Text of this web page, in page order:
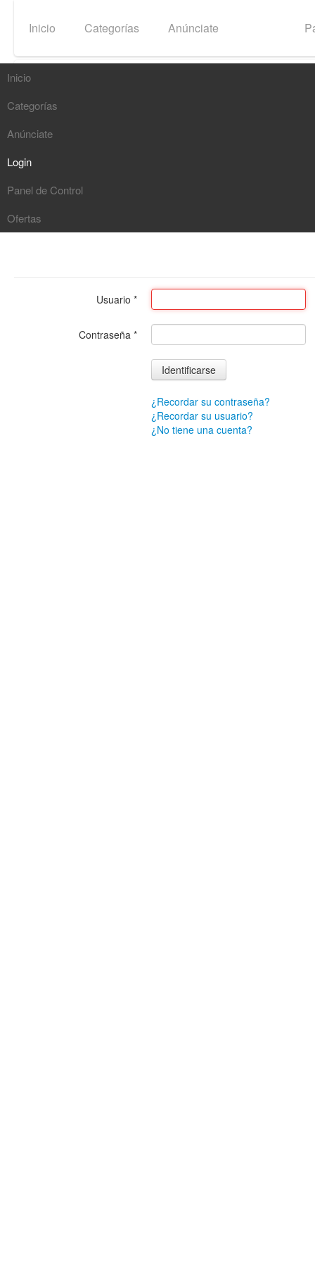
Inicio Categorías Anúnciate
Usuario *
Contraseña *
Identificarse
¿Recordar su contraseña?
¿Recordar su usuario?
¿No tiene una cuenta?
Inicio
Categorías
Anúnciate
Login
Panel de Control
Ofertas